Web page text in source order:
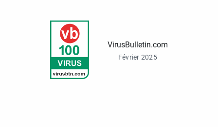
VirusBulletin.com
Février 2025